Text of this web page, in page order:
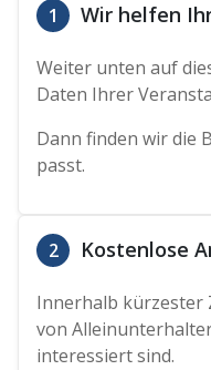
1 Wir helfen
Weiter unten auf
Daten Ihrer
Dann finden wir die
passt.
2 Kostenlose
Innerhalb kürzester
von
interessiert sind.